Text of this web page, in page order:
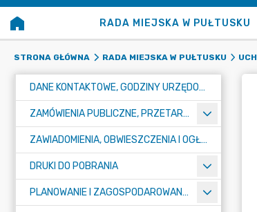
RADA MIEJSKA W PUŁTUSKU
STRONA GŁÓWNA RADA MIEJSKA W PUŁTUSKU
DANE KONTAKTOWE, GODZINY URZĘDOWANIA I NUMER KONTA BANKOWEGO
ZAMÓWIENIA PUBLICZNE, PRZETARGI, KONKURSY
ZAWIADOMIENIA, OBWIESZCZENIA I OGŁOSZENIA
DRUKI DO POBRANIA
PLANOWANIE I ZAGOSPODAROWANIE PRZESTRZENNE